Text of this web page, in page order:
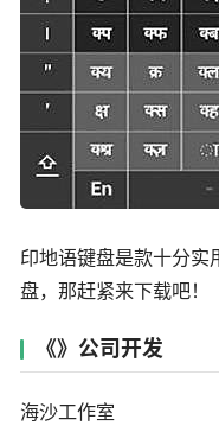
印地语键盘是款十分实
盘，那赶紧来下载吧！
《》公司开发
海沙工作室